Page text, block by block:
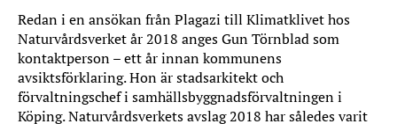
Redan i en ansökan från Plagazi till Klimatklivet hos
Naturvårdsverket år 2018 anges Gun Törnblad som
kontaktperson – ett år innan kommunens
avsiktsförklaring. Hon är stadsarkitekt och
förvaltningschef i samhällsbyggnadsförvaltningen i
Köping. Naturvårdsverkets avslag 2018 har således varit